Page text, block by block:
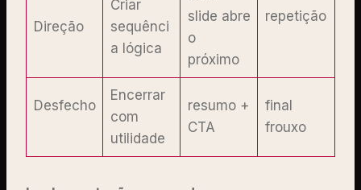
Direção
Criar
sequênci
a lógica
slide abre
o
próximo
repetição
Desfecho
Encerrar
com
utilidade
resumo +
CTA
final
frouxo